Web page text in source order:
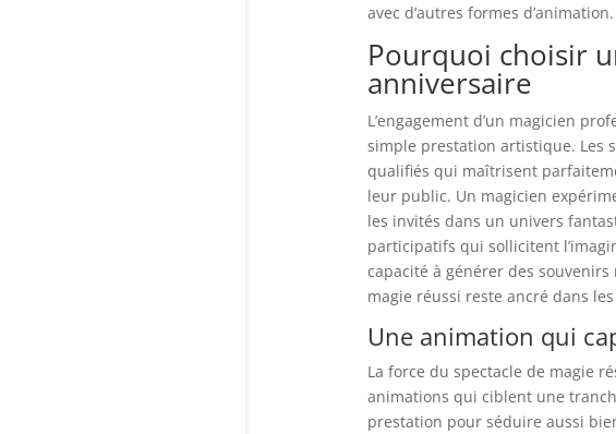
avec d’autres formes d’animation.
Pourquoi choisir
anniversaire
L’engagement d’un magicien
simple prestation artistique. Les
qualifiés qui maîtrisent
leur public. Un magicien
les invités dans un univers
participatifs qui sollicitent
capacité à générer des
magie réussi reste ancré dans
Une animation qui
La force du spectacle de magie
animations qui ciblent une
prestation pour séduire aussi